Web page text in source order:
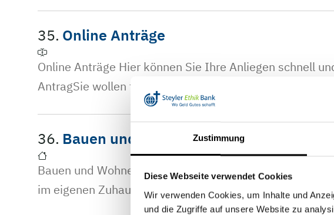
Zustimmung
Diese Webseite verwendet Cookies
Wir verwenden Cookies, um Inhalte und
und die Zugriffe auf unsere Website zu
35. Online Anträge
Online Anträge Hier können Sie Ihre Anliegen schnell
AntragSie wollen finanziell unabhängig bleiben, Gutes
36. Bauen und Wohnen
Bauen und Wohnen Mieten Sie noch oder wohnen Sie
im eigenen Zuhause, und schaffen dadurch einen Wert